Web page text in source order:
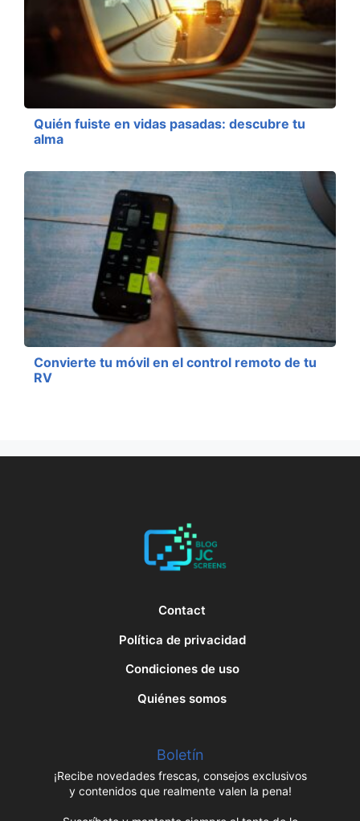
Quién fuiste en vidas pasadas: descubre tu
alma
Convierte tu móvil en el control remoto de tu
RV
Contact
Política de privacidad
Condiciones de uso
Quiénes somos
Boletín
¡Recibe novedades frescas, consejos exclusivos
y contenidos que realmente valen la pena!